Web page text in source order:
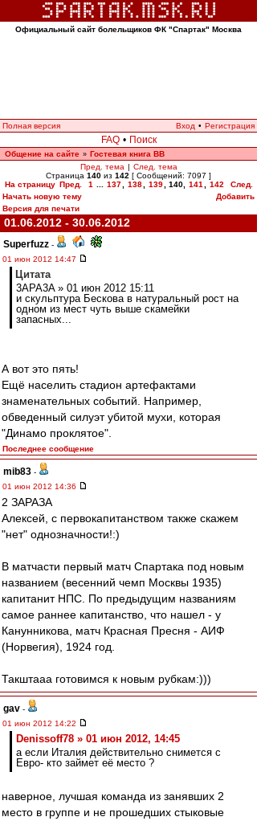
Официальный сайт болельщиков ФК "Спартак" Москва
Полная версия Вход • Регистрация
FAQ • Поиск
Общение на сайте » Гостевая книга ВВ
Пред. тема | След. тема
Страница 140 из 142 [ Сообщений: 7097 ]
На страницу Пред. 1 137 138 139 140, 141 142
След.
Начать новую тему
Добавить
Версия для печати
01.06.2012 - 30.06.2012
Superfuzz -
01 июн 2012 14:47
Цитата
3APA3A » 01 июн 2012 15:11
и скульптура Бескова в натуральный рост на
одном из мест чуть выше скамейки
запасных...
А вот это пять!
Ещё населить стадион артефактами
знаменательных событий. Например,
обведенный силуэт убитой мухи, которая
"Динамо проклятое".
Последнее сообщение
mib83 -
01 июн 2012 14:36
2 ЗАРАЗА
Алексей, с первокапитанством также скажем
"нет" однозначности!:)
В матчасти первый матч Спартака под новым
названием (весенний чемп Москвы 1935)
капитанит НПС. По предыдущим названиям
самое раннее капитанство, что нашел - у
Канунникова, матч Красная Пресня - АИФ
(Норвегия), 1924 год.
Такштааа готовимся к новым рубкам:)))
gav -
01 июн 2012 14:22
Denissoff78 » 01 июн 2012, 14:45
а если Италия действительно снимется с
Евро- кто займет её место ?
наверное, лучшая команда из занявших 2
место в группе и не прошедших стыковые